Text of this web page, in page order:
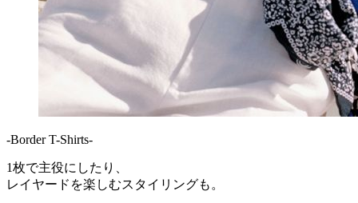
-Border T-Shirts-
1枚で主役にしたり、
レイヤードを楽しむスタイリングも。